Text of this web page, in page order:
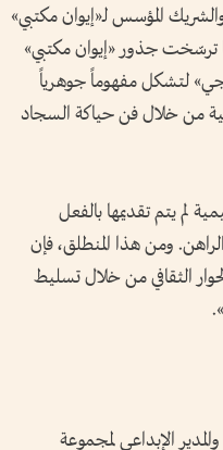
المؤسس لـ«إيوان مكتبي»
ترسّخت جذور «إيوان مكتبي»
لتشكل مفهوماً جوهرياً
من خلال فن حياكة السجاد
لم يتم تقديمها بالفعل
ومن هذا المنطلق، فإن
الثقافي من خلال تسليط
الإبداعي لمجموعة